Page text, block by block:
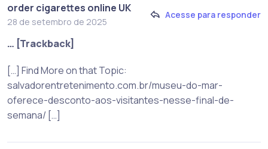
order cigarettes online UK
28 de setembro de 2025
Acesse para responder
… [Trackback]
[…] Find More on that Topic:
salvadorentretenimento.com.br/museu-do-mar-
oferece-desconto-aos-visitantes-nesse-final-de-
semana/ […]